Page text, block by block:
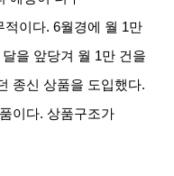
적이다. 6월경에 월 1만
을 앞당겨 월 1만 건을
종신 상품을 도입했다.
이다.상품구조가